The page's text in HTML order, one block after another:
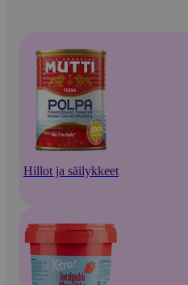
Hillot ja säilykkeet